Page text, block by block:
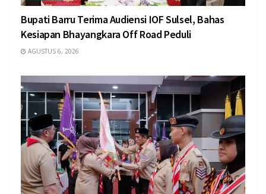
Bupati Barru Terima Audiensi IOF Sulsel, Bahas
Kesiapan Bhayangkara Off Road Peduli
AGUSTUS 6, 2026